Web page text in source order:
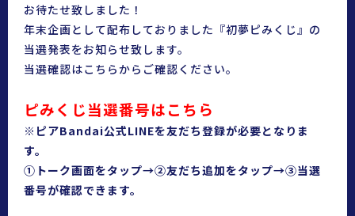
お待たせ致しました！
年末企画として配布しておりました『初夢ピみくじ』の
当選発表をお知らせ致します。
当選確認はこちらからご確認ください。
ピみくじ当選番号はこちら
※ピアBandai公式LINEを友だち登録が必要となりま
す。
①トーク画面をタップ→②友だち追加をタップ→③当選
番号が確認できます。